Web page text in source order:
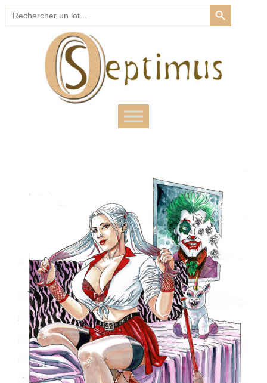
Search
for:
SEARCH BUTTON